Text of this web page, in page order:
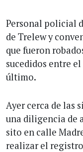
Personal policial
de Trelew y
que fueron
sucedidos entre
último.
Ayer cerca de las
una diligencia de
sito en calle
realizar el